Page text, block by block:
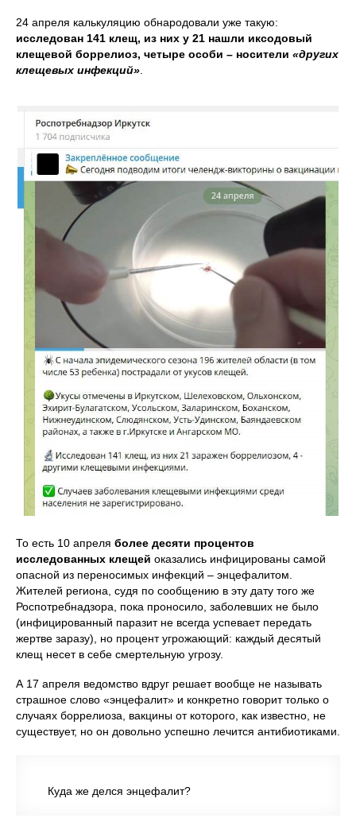
24 апреля калькуляцию обнародовали уже такую:
исследован 141 клещ, из них у 21 нашли иксодовый
клещевой боррелиоз, четыре особи – носители «других
клещевых инфекций»
То есть 10 апреля более десяти процентов
исследованных клещей оказались инфицированы самой
опасной из переносимых инфекций – энцефалитом.
Жителей региона, судя по сообщению в эту дату того же
Роспотребнадзора, пока проносило, заболевших не было
(инфицированный паразит не всегда успевает передать
жертве заразу), но процент угрожающий: каждый десятый
клещ несет в себе смертельную угрозу.
А 17 апреля ведомство вдруг решает вообще не называть
страшное слово «энцефалит» и конкретно говорит только о
случаях боррелиоза, вакцины от которого, как известно, не
существует, но он довольно успешно лечится антибиотиками.
Куда же делся энцефалит?